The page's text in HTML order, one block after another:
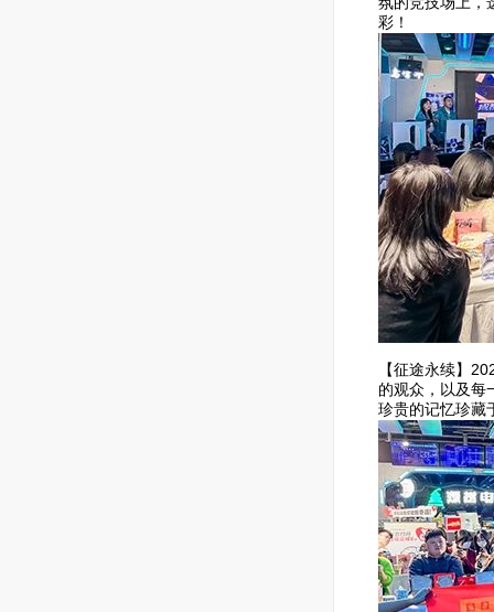
彩！
【征途永续】
的观众，以及每
珍贵的记忆珍藏